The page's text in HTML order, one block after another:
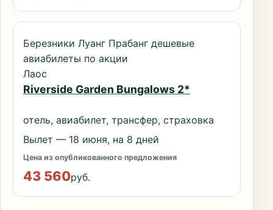
Березники Луанг Прабанг дешевые
авиабилеты по акции
Лаос
Riverside Garden Bungalows 2*
отель, авиабилет, трансфер, страховка
Вылет — 18 июня, на 8 дней
Цена из опубликованного предложения
43 560руб.